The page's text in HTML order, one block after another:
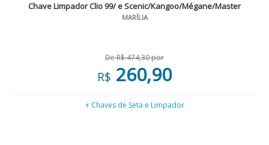
Chave Limpador Clio 99/ e Scenic/Kangoo/Mégane/Master
MARÍLIA
De R$ 474,30 por
R$ 260,90
+ Chaves de Seta e Limpador